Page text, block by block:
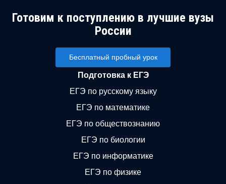
Готовим к поступлению в лучшие вузы
России
Бесплатный пробный урок
Подготовка к ЕГЭ
ЕГЭ по русскому языку
ЕГЭ по математике
ЕГЭ по обществознанию
ЕГЭ по биологии
ЕГЭ по информатике
ЕГЭ по физике